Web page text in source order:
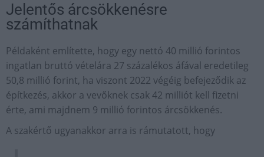
Jelentős árcsökkenésre
számíthatnak
Példaként említette, hogy egy nettó 40 millió forintos
ingatlan bruttó vételára 27 százalékos áfával eredetileg
50,8 millió forint, ha viszont 2022 végéig befejeződik az
építkezés, akkor a vevőknek csak 42 milliót kell fizetni
érte, ami majdnem 9 millió forintos árcsökkenés.
A szakértő ugyanakkor arra is rámutatott, hogy